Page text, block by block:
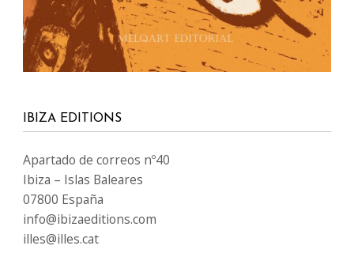
IBIZA EDITIONS
Apartado de correos nº40
Ibiza – Islas Baleares
07800 España
info@ibizaeditions.com
illes@illes.cat